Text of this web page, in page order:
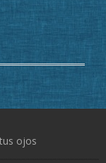
ojos